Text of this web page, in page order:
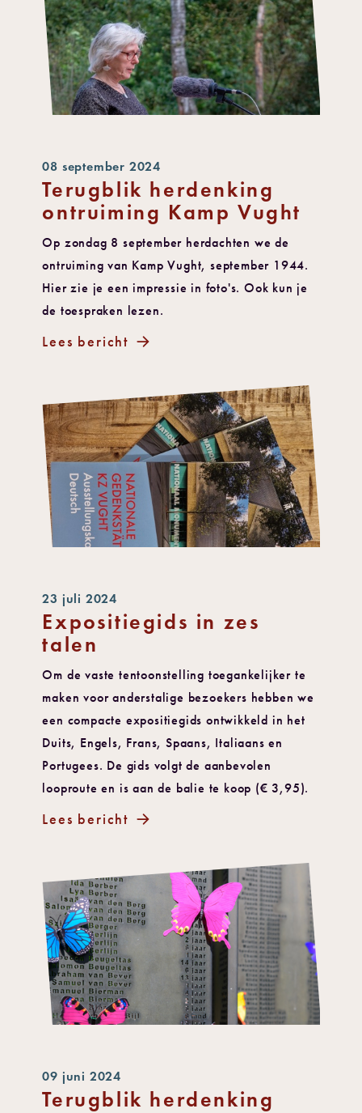
08 september 2024
Terugblik herdenking
ontruiming Kamp Vught
Op zondag 8 september herdachten we de
ontruiming van Kamp Vught, september 1944.
Hier zie je een impressie in foto's. Ook kun je
de toespraken lezen.
Lees bericht
23 juli 2024
Expositiegids in zes
talen
Om de vaste tentoonstelling toegankelijker te
maken voor anderstalige bezoekers hebben we
een compacte expositiegids ontwikkeld in het
Duits, Engels, Frans, Spaans, Italiaans en
Portugees. De gids volgt de aanbevolen
looproute en is aan de balie te koop (€ 3,95).
Lees bericht
09 juni 2024
Terugblik herdenking